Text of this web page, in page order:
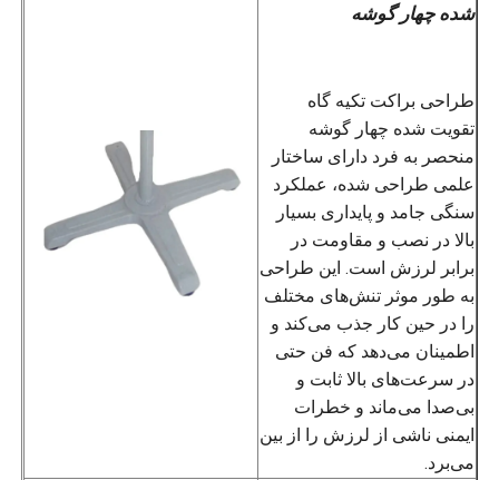
شده چهار گوشه
طراحی براکت تکیه گاه
تقویت شده چهار گوشه
منحصر به فرد دارای ساختار
علمی طراحی شده، عملکرد
سنگی جامد و پایداری بسیار
بالا در نصب و مقاومت در
برابر لرزش است. این طراحی
به طور موثر تنش‌های مختلف
را در حین کار جذب می‌کند و
اطمینان می‌دهد که فن حتی
در سرعت‌های بالا ثابت و
بی‌صدا می‌ماند و خطرات
ایمنی ناشی از لرزش را از بین
می‌برد.